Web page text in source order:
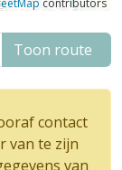
contributors
Toon route
contact
van te zijn
van